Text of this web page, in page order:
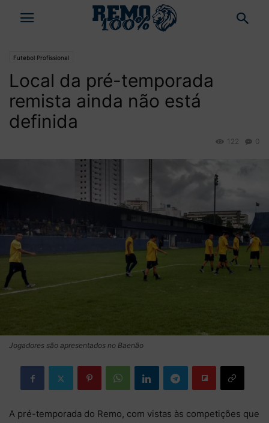
Futebol Profissional
Local da pré-temporada
remista ainda não está
definida
0
122
Jogadores são apresentados no Baenão
A pré-temporada do Remo, com vistas às competições que